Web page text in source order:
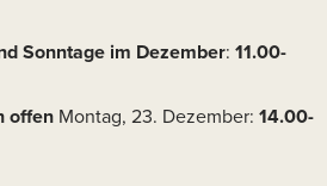
Sonntage im Dezember: 11.00-
offen Montag, 23. Dezember: 14.00-